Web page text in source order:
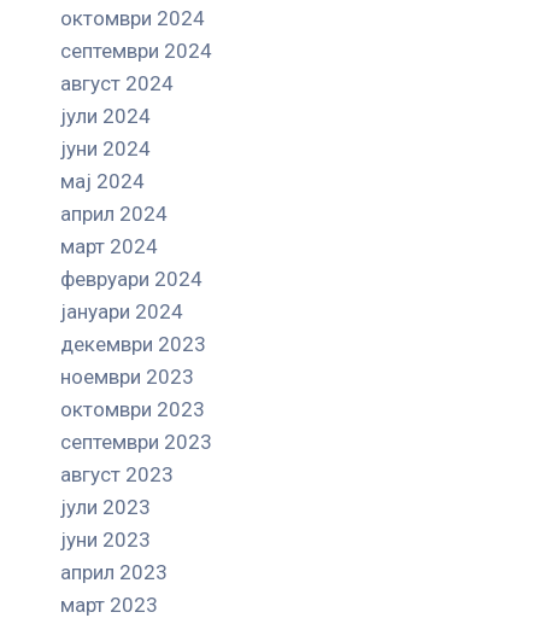
октомври 2024
септември 2024
август 2024
јули 2024
јуни 2024
мај 2024
април 2024
март 2024
февруари 2024
јануари 2024
декември 2023
ноември 2023
октомври 2023
септември 2023
август 2023
јули 2023
јуни 2023
април 2023
март 2023